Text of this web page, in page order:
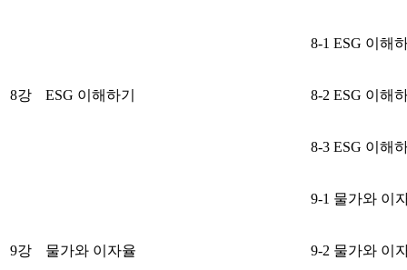
8강 ESG 이해하기
8-1 ESG 이해
8-2 ESG 이해
8-3 ESG 이해
9강 물가와 이자율
9-1 물가와 이
9-2 물가와 이